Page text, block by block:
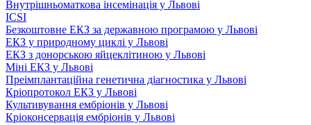
Внутрішньоматкова інсемінація у Львові
ICSI
Безкоштовне ЕКЗ за державною програмою у Львові
ЕКЗ у природному циклі у Львові
ЕКЗ з донорською яйцеклітиною у Львові
Міні ЕКЗ у Львові
Преімплантаційна генетична діагностика у Львові
Кріопротокол ЕКЗ у Львові
Культивування ембріонів у Львові
Кріоконсервація ембріонів у Львові